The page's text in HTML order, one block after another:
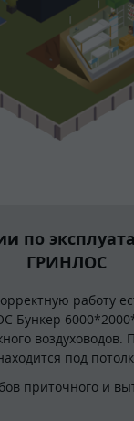
по
ГРИНЛОС
работу
Бункер
под
приточного и